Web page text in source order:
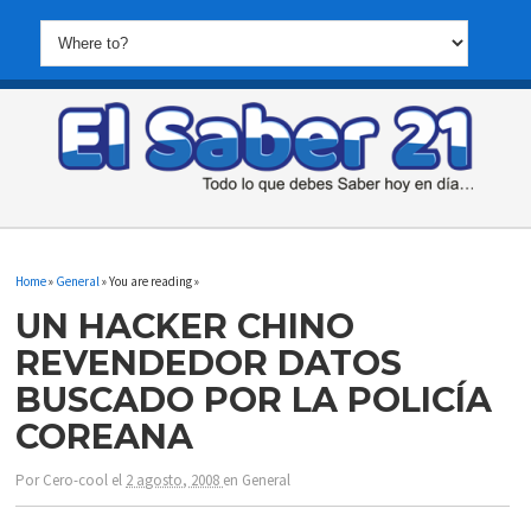
Home» General » You are reading »
UN HACKER CHINO
REVENDEDOR DATOS
BUSCADO POR LA POLICÍA
COREANA
PorCero-cool el 2 agosto, 2008 en General